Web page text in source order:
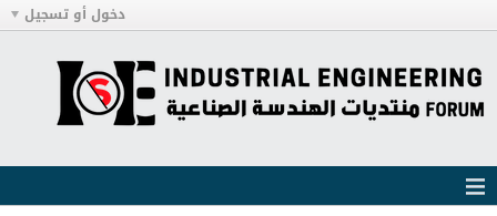
دخول أو تسجيل